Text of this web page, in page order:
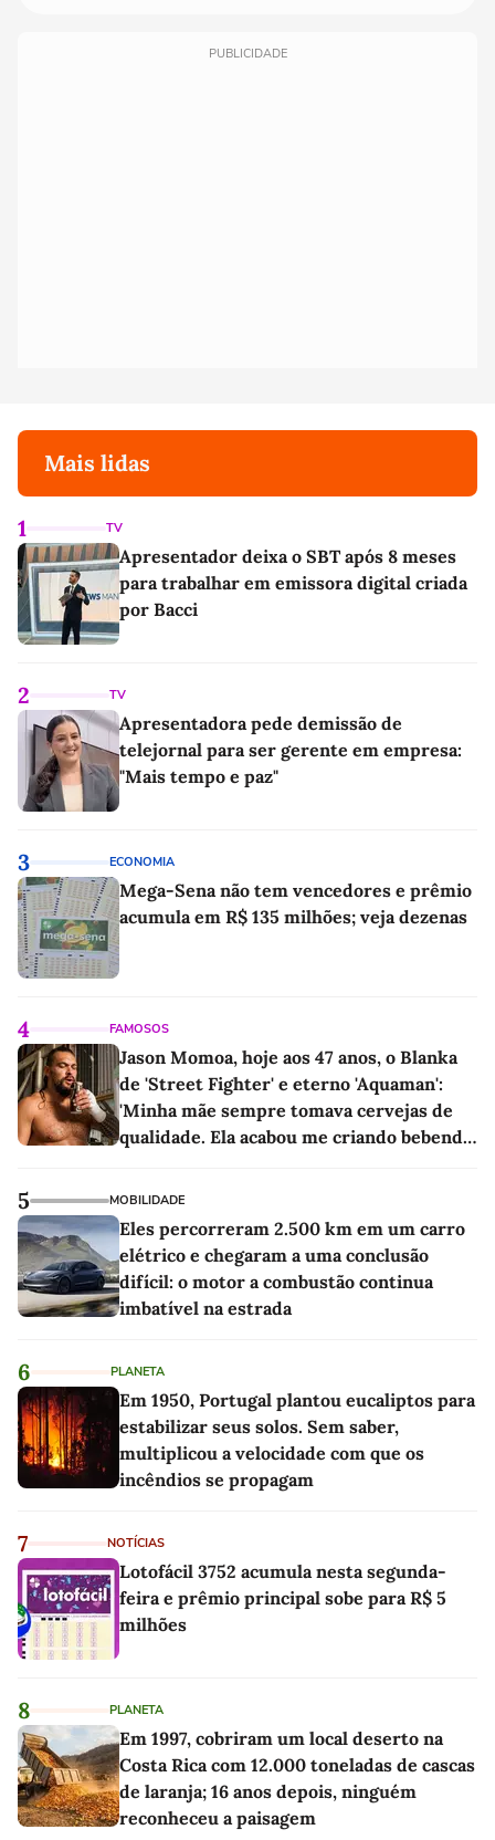
PUBLICIDADE
Mais lidas
1 TV
Apresentador deixa o SBT após 8 meses
para trabalhar em emissora digital criada
por Bacci
2 TV
Apresentadora pede demissão de
telejornal para ser gerente em empresa:
"Mais tempo e paz"
3 ECONOMIA
Mega-Sena não tem vencedores e prêmio
acumula em R$ 135 milhões; veja dezenas
4 FAMOSOS
Jason Momoa, hoje aos 47 anos, o Blanka
de 'Street Fighter' e eterno 'Aquaman':
'Minha mãe sempre tomava cervejas de
qualidade. Ela acabou me criando bebendo
5 MOBILIDADE
Eles percorreram 2.500 km em um carro
elétrico e chegaram a uma conclusão
difícil: o motor a combustão continua
imbatível na estrada
6 PLANETA
Em 1950, Portugal plantou eucaliptos para
estabilizar seus solos. Sem saber,
multiplicou a velocidade com que os
incêndios se propagam
7 NOTÍCIAS
Lotofácil 3752 acumula nesta segunda-
feira e prêmio principal sobe para R$ 5
milhões
8 PLANETA
Em 1997, cobriram um local deserto na
Costa Rica com 12.000 toneladas de cascas
de laranja; 16 anos depois, ninguém
reconheceu a paisagem